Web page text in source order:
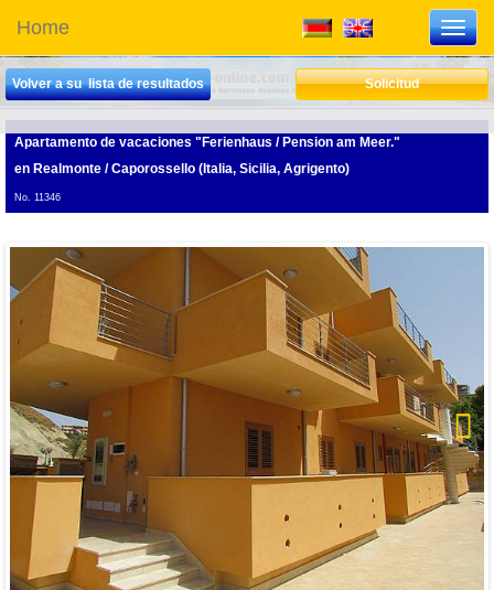
Home
Apartamento de vacaciones "Ferienhaus / Pension am Meer."
en Realmonte / Caporossello (Italia, Sicilia, Agrigento)
No. 11346
Volver a su lista de resultados Solicitud
Next